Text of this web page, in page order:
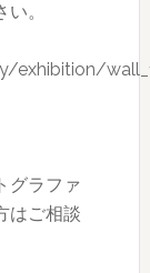
。
exhibition/
グラファ
はご相談